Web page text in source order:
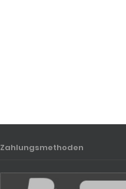
Zahlungsmethoden